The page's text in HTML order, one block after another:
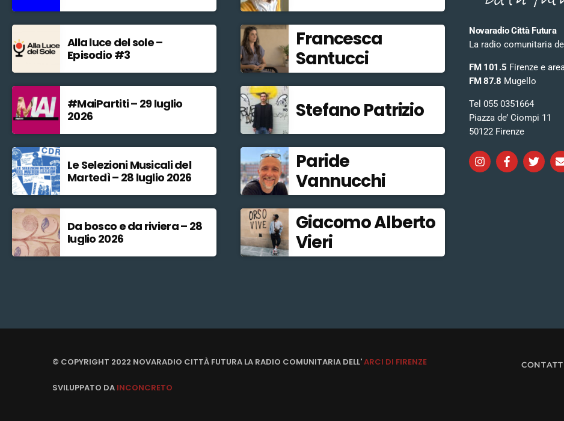
Alla luce del sole –
Episodio #3
#MaiPartiti – 29 luglio
2026
Le Selezioni Musicali del
Martedì – 28 luglio 2026
Da bosco e da riviera – 28
luglio 2026
Francesca
Santucci
Stefano Patrizio
Paride
Vannucchi
Giacomo Alberto
Vieri
Novaradio Città Futura
La radio comunitaria
FM 101.5 Firenze e
FM 87.8 Mugello
Tel 055 0351664
Piazza de’ Ciompi 11
50122 Firenze
© COPYRIGHT 2022 NOVARADIO CITTÀ FUTURA LA RADIO COMUNITARIA DELL'ARCI DI FIRENZE
SVILUPPATO DA INCONCRETO